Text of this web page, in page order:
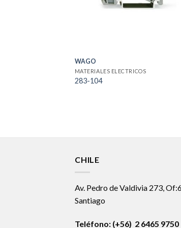
WAGO
MATERIALES ELECTRICOS
283-104
CHILE
Av. Pedro de Valdivia 273,
Santiago
Teléfono: (+56) 2 6465 9750